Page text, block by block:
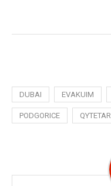
DUBAI EVAKUIM
PODGORICE QYTETAR